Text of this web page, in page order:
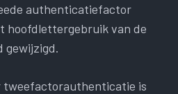
authenticatiefactor
hoofdlettergebruik van de
gewijzigd.
tweefactorauthenticatie is